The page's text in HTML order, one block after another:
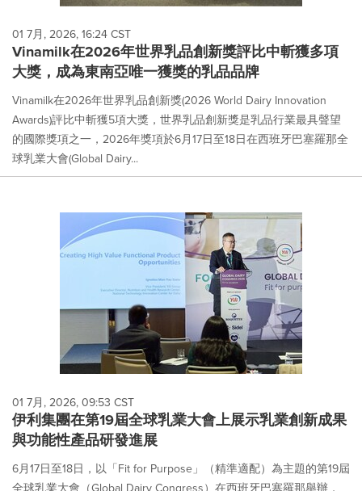
01 7月, 2026, 16:24 CST
Vinamilk在2026年世界乳品創新獎評比中斬獲多項
大獎，成為東南亞唯一獲獎的乳品品牌
Vinamilk在2026年世界乳品創新獎(2026 World Dairy Innovation
Awards)評比中斬獲5項大獎，世界乳品創新獎是乳品行業最具聲望
的國際獎項之一，2026年獎項於6月17日至18日在西班牙巴塞羅那全
球乳業大會(Global Dairy...
01 7月, 2026, 09:53 CST
伊利集團在第19屆全球乳業大會上展示乳業創新成果
與功能性產品研發進展
6月17日至18日，以「Fit for Purpose」（精準適配）為主題的第19屆
全球乳業大會（Global Dairy Congress）在西班牙巴塞羅那舉辦，